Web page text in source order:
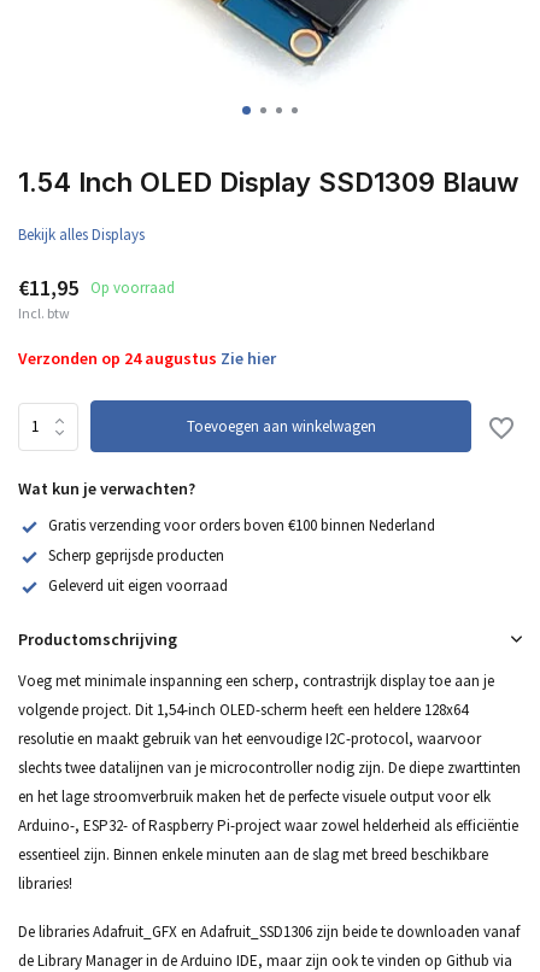
1.54 Inch OLED Display SSD1309 Blauw
Bekijk alles Displays
€11,95 Op voorraad
Incl. btw
Verzonden op 24 augustus Zie hier
Toevoegen aan winkelwagen
Wat kun je verwachten?
Gratis verzending voor orders boven €100 binnen Nederland
Scherp geprijsde producten
Geleverd uit eigen voorraad
Productomschrijving
Voeg met minimale inspanning een scherp, contrastrijk display toe aan je
volgende project. Dit 1,54-inch OLED-scherm heeft een heldere 128x64
resolutie en maakt gebruik van het eenvoudige I2C-protocol, waarvoor
slechts twee datalijnen van je microcontroller nodig zijn. De diepe zwarttinten
en het lage stroomverbruik maken het de perfecte visuele output voor elk
Arduino-, ESP32- of Raspberry Pi-project waar zowel helderheid als efficiëntie
essentieel zijn. Binnen enkele minuten aan de slag met breed beschikbare
libraries!
De libraries Adafruit_GFX en Adafruit_SSD1306 zijn beide te downloaden vanaf
de Library Manager in de Arduino IDE, maar zijn ook te vinden op Github via